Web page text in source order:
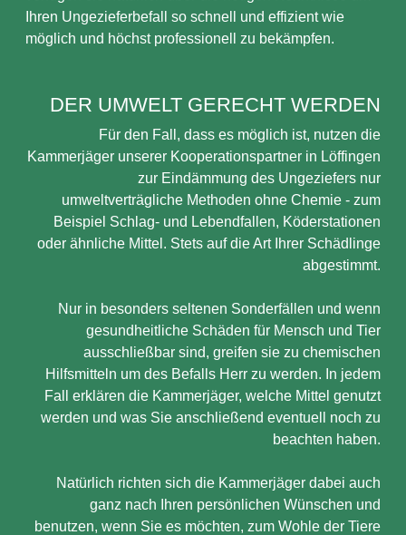
Ihren Ungezieferbefall so schnell und effizient wie
möglich und höchst professionell zu bekämpfen.
DER UMWELT GERECHT WERDEN
Für den Fall, dass es möglich ist, nutzen die
Kammerjäger unserer Kooperationspartner in Löffingen
zur Eindämmung des Ungeziefers nur
umweltverträgliche Methoden ohne Chemie - zum
Beispiel Schlag- und Lebendfallen, Köderstationen
oder ähnliche Mittel. Stets auf die Art Ihrer Schädlinge
abgestimmt.
Nur in besonders seltenen Sonderfällen und wenn
gesundheitliche Schäden für Mensch und Tier
ausschließbar sind, greifen sie zu chemischen
Hilfsmitteln um des Befalls Herr zu werden. In jedem
Fall erklären die Kammerjäger, welche Mittel genutzt
werden und was Sie anschließend eventuell noch zu
beachten haben.
Natürlich richten sich die Kammerjäger dabei auch
ganz nach Ihren persönlichen Wünschen und
benutzen, wenn Sie es möchten, zum Wohle der Tiere